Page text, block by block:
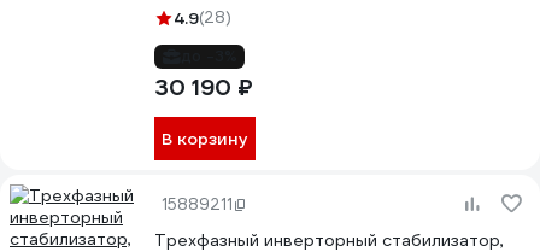
4.9(28)
30 190 ₽
В корзину
15889211
Трехфазный инверторный стабилизатор,